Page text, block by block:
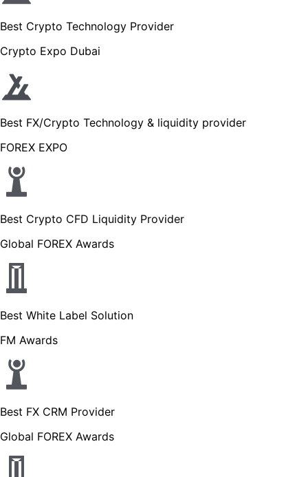
Best Crypto Technology Provider
Crypto Expo Dubai
Best FX/Crypto Technology & liquidity provider
FOREX EXPO
Best Crypto CFD Liquidity Provider
Global FOREX Awards
Best White Label Solution
FM Awards
Best FX CRM Provider
Global FOREX Awards